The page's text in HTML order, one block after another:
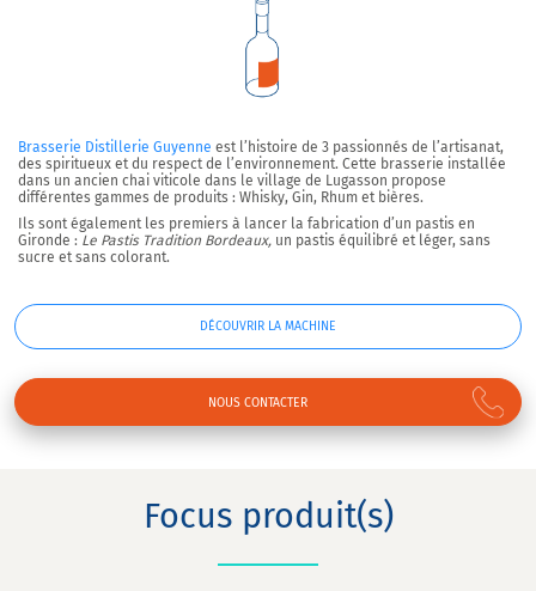
Brasserie Distillerie Guyenne est l’histoire de 3 passionnés de l’artisanat,
des spiritueux et du respect de l’environnement. Cette brasserie installée
dans un ancien chai viticole dans le village de Lugasson propose
différentes gammes de produits : Whisky, Gin, Rhum et bières.
Ils sont également les premiers à lancer la fabrication d’un pastis en
Gironde : Le Pastis Tradition Bordeaux, un pastis équilibré et léger, sans
sucre et sans colorant.
DÉCOUVRIR LA MACHINE
NOUS CONTACTER
Focus produit(s)